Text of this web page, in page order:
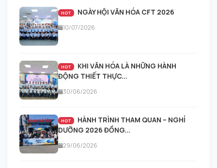
HOT NGÀY HỘI VĂN HÓA CFT 2026
10/07/2026
HOT
KHI VĂN HÓA LÀ NHỮNG HÀNH
ĐỘNG THIẾT THỰC...
30/06/2026
HOT
HÀNH TRÌNH THAM QUAN – NGHỈ
DƯỠNG 2026 ĐỒNG...
29/06/2026